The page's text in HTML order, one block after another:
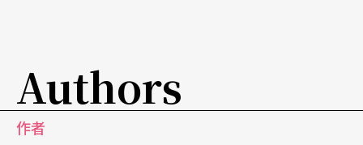
師的作品編舞，他曾用過布拉姆斯、蒲賽爾、巴
哈、韓德爾、舒伯特、韋瓦第、沙提及貝多芬等無
數大作曲家的音樂編舞。
Authors
作者